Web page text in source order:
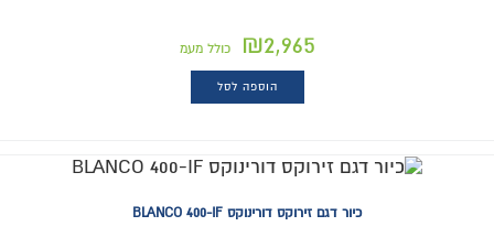
₪2,965 כולל מעמ
הוספה לסל
כיור דגם זירוקס דורינוקס BLANCO 400-IF